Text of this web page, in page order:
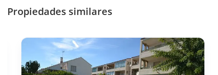
Propiedades similares